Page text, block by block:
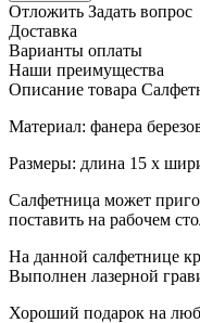
Отложить Задать вопрос
Доставка
Варианты оплаты
Наши преимущества
Описание товара
Материал: фанера
Размеры: длина 15 х
Салфетница может
поставить на рабочем
На данной салфетнице
Выполнен лазерной
Хороший подарок на